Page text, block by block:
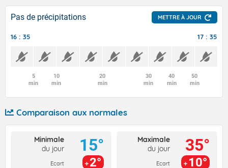
Pas de précipitations METTRE À JOUR
16 : 35 17 : 35
5
min
10
min
20
min
30
min
40
min
50
min
Comparaison aux normales
Minimale
du jour
Ecart
15°
2°
Maximale
du jour
Ecart
35°
10°